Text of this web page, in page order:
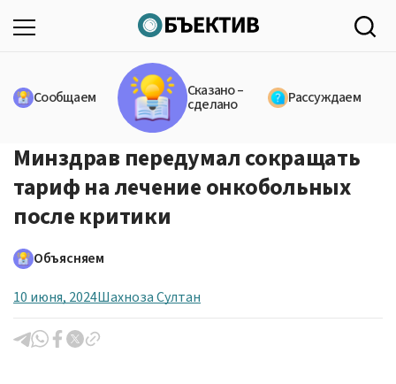
Сообщаем Сказано –
сделано Рассуждаем
Минздрав передумал сокращать
тариф на лечение онкобольных
после критики
Объясняем
10 июня, 2024Шахноза Султан